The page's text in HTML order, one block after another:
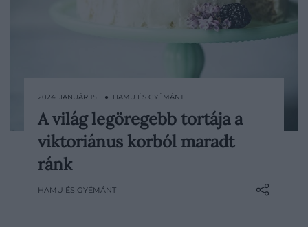
Az 1898-ban készült, meglehetősen jó
állapotban lévő cukrászalkotást az
Angliában található Hampshire-i Willis
2024. JANUÁR 15. ● HAMU ÉS GYÉMÁNT
A világ legöregebb tortája a
viktoriánus korból maradt
ránk
HAMU ÉS GYÉMÁNT